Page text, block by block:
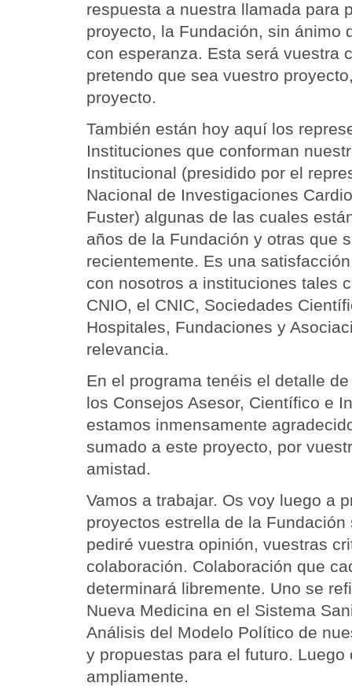
respuesta a nuestra llamada para
proyecto, la Fundación, sin ánimo
con esperanza. Esta será vuestra
pretendo que sea vuestro
proyecto.
También están hoy aquí los
Instituciones que conforman
Institucional (presidido por el
Nacional de Investigaciones
Fuster) algunas de las cuales
años de la Fundación y otras que
recientemente. Es una
con nosotros a instituciones tales
CNIO, el CNIC, Sociedades
Hospitales, Fundaciones y
relevancia.
En el programa tenéis el detalle
los Consejos Asesor, Científico e
estamos inmensamente
sumado a este proyecto, por
amistad.
Vamos a trabajar. Os voy luego a
proyectos estrella de la
pediré vuestra opinión, vuestras
colaboración. Colaboración que
determinará libremente. Uno se
Nueva Medicina en el Sistema
Análisis del Modelo Político de
y propuestas para el futuro. Luego
ampliamente.